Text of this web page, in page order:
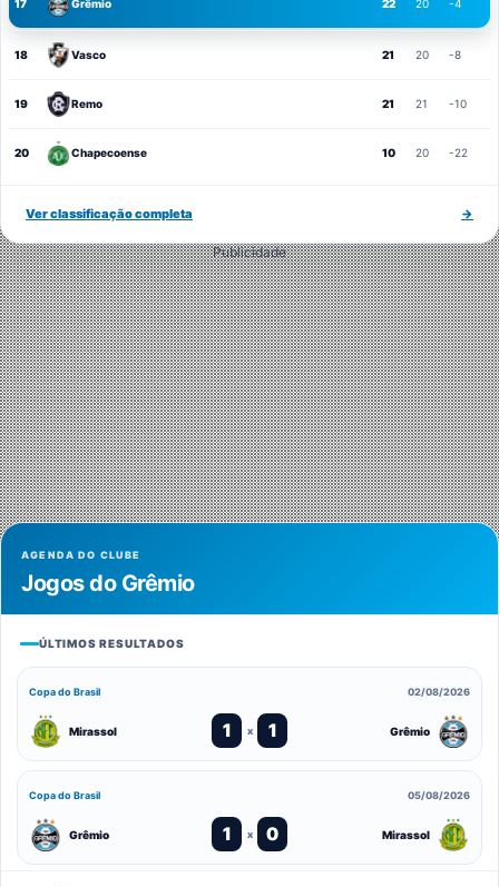
17 Grêmio 22 20 -4
18 Vasco 21 20 -8
19 Remo 21 21 -10
20 Chapecoense 10 20 -22
Ver classificação completa →
Publicidade
AGENDA DO CLUBE
Jogos do Grêmio
ÚLTIMOS RESULTADOS
Copa do Brasil 02/08/2026
Mirassol 1 x 1 Grêmio
Copa do Brasil 05/08/2026
Grêmio 1 x 0 Mirassol